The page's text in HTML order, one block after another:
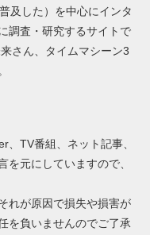
及した）を中心にインタ
調査・研究するサイトで
さん、タイムマシーン3
、TV番組、ネット記事、
を元にしていますので、
れが原因で損失や損害が
を負いませんのでご了承